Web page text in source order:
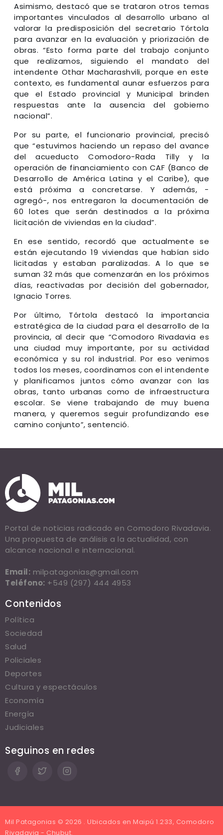
Asimismo, destacó que se trataron otros temas
importantes vinculados al desarrollo urbano al
valorar la predisposición del secretario Tórtola
para avanzar en la evaluación y priorización de
obras. “Esto forma parte del trabajo conjunto
que realizamos, siguiendo el mandato del
intendente Othar Macharashvili, porque en este
contexto, es fundamental aunar esfuerzos para
que el Estado provincial y Municipal brinden
respuestas ante la ausencia del gobierno
nacional”.
Por su parte, el funcionario provincial, precisó
que “estuvimos haciendo un repaso del avance
del acueducto Comodoro-Rada Tilly y la
operación de financiamiento con CAF (Banco de
Desarrollo de América Latina y el Caribe), que
está próxima a concretarse. Y además, -
agregó-, nos entregaron la documentación de
60 lotes que serán destinados a la próxima
licitación de viviendas en la ciudad”.
En ese sentido, recordó que actualmente se
están ejecutando 19 viviendas que habían sido
licitadas y estaban paralizadas. A lo que se
suman 32 más que comenzarán en los próximos
días, reactivadas por decisión del gobernador,
Ignacio Torres.
Por último, Tórtola destacó la importancia
estratégica de la ciudad para el desarrollo de la
provincia, al decir que “Comodoro Rivadavia es
una ciudad muy importante, por su actividad
económica y su rol industrial. Por eso venimos
todos los meses, coordinamos con el intendente
y planificamos juntos cómo avanzar con las
obras, tanto urbanas como de infraestructura
escolar. Se viene trabajando de muy buena
manera, y queremos seguir profundizando ese
camino conjunto”, sentenció.
Portal de noticias radicado en Comodoro Rivadavia.
Una propuesta de análisis a la actualidad, con
alcance nacional e internacional.
Email: milpatagonias@gmail.com
Teléfono: +549 (297) 444 4953
Contenidos
Política
Sociedad
Salud
Policiales
Deportes
Cultura y espectáculos
Economía
Energía
Judiciales
Seguinos en redes
Mil Patagonias © 2026 . Ubicados en Maipú 1.233, Comodoro
Rivadavia - Chubut.